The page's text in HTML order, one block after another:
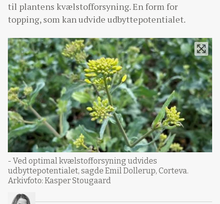
til plantens kvælstofforsyning. En form for
topping, som kan udvide udbyttepotentialet.
- Ved optimal kvælstofforsyning udvides
udbyttepotentialet, sagde Emil Dollerup, Corteva.
Arkivfoto: Kasper Stougaard